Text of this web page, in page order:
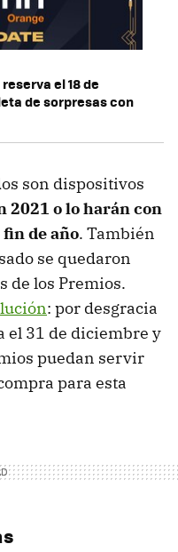
el 18 de
de sorpresas con
son dispositivos
2021 o lo harán con
de año. También
se quedaron
de los Premios.
: por desgracia
el 31 de diciembre y
puedan servir
para esta